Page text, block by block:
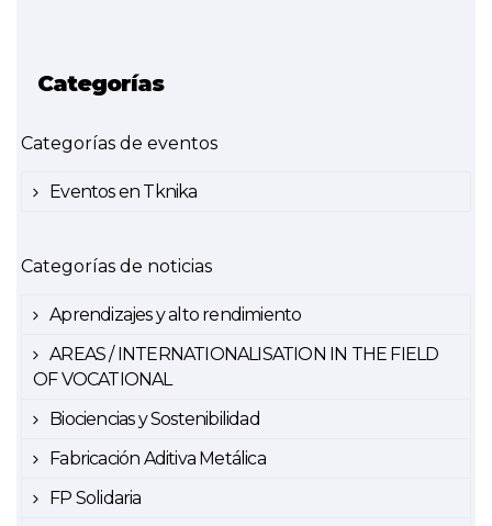
Categorías
Categorías de eventos
Eventos en Tknika
Categorías de noticias
Aprendizajes y alto rendimiento
AREAS / INTERNATIONALISATION IN THE FIELD
OF VOCATIONAL
Biociencias y Sostenibilidad
Fabricación Aditiva Metálica
FP Solidaria